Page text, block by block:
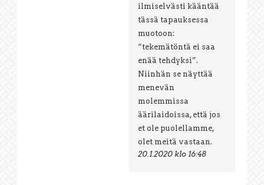
ilmiselvästi kääntää
tässä tapauksessa
muotoon:
“tekemätöntä ei saa
enää tehdyksi”.
Niinhän se näyttää
menevän
molemmissa
äärilaidoissa, että jos
et ole puolellamme,
olet meitä vastaan.
20.1.2020 klo 16:48